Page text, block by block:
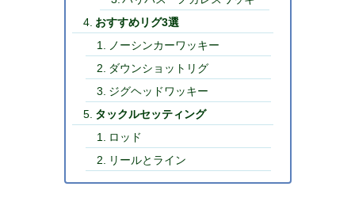
おすすめリグ3選
ノーシンカーワッキー
ダウンショットリグ
ジグヘッドワッキー
タックルセッティング
ロッド
リールとライン